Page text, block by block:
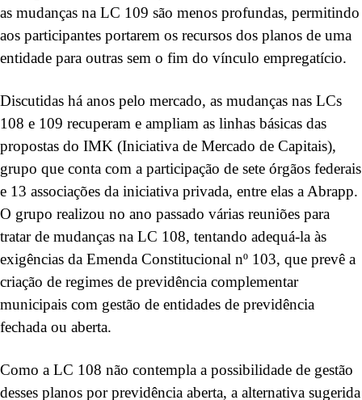
as mudanças na LC 109 são menos profundas, permitindo
aos participantes portarem os recursos dos planos de uma
entidade para outras sem o fim do vínculo empregatício.
Discutidas há anos pelo mercado, as mudanças nas LCs
108 e 109 recuperam e ampliam as linhas básicas das
propostas do IMK (Iniciativa de Mercado de Capitais),
grupo que conta com a participação de sete órgãos federais
e 13 associações da iniciativa privada, entre elas a Abrapp.
O grupo realizou no ano passado várias reuniões para
tratar de mudanças na LC 108, tentando adequá-la às
exigências da Emenda Constitucional nº 103, que prevê a
criação de regimes de previdência complementar
municipais com gestão de entidades de previdência
fechada ou aberta.
Como a LC 108 não contempla a possibilidade de gestão
desses planos por previdência aberta, a alternativa sugerida